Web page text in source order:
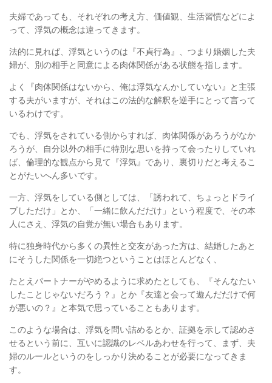
夫婦であっても、それぞれの考え方、価値観、生活習慣などによ
って、浮気の概念は違ってきます。
法的に見れば、浮気というのは『不貞行為』、つまり婚姻した夫
婦が、 別の相手と同意による肉体関係がある状態を指します。
よく『肉体関係はないから、俺は浮気なんかしていない』と主張
する夫がいますが、 それはこの法的な解釈を逆手にとって言って
いるわけです。
でも、浮気をされている側からすれば、肉体関係があろうがなか
ろうが、
自分以外の相手に特別な思いを持って会ったりしていれ
ば、 倫理的な観点から見て『浮気』であり、裏切りだと考えるこ
とがたいへん多いです。
一方、浮気をしている側としては、「誘われて、ちょっとドライ
ブしただけ」とか、
「一緒に飲んだだけ」という程度で、その本
人にさえ、浮気の自覚が無い場合もあります。
特に独身時代から多くの異性と交友があった方は、 結婚したあと
にそうした関係を一切絶つということはほとんどなく、
たとえパートナーがやめるように求めたとしても、
『そんなたい
したことじゃないだろう？』とか 『友達と会って遊んだだけで何
が悪いの？』と本気で思っていることもあります。
このような場合は、浮気を問い詰めるとか、証拠を示して認めさ
せるという前に、 互いに認識のレベルあわせを行って、まず、夫
婦のルールというのをしっかり決めることが必要になってきま
す。